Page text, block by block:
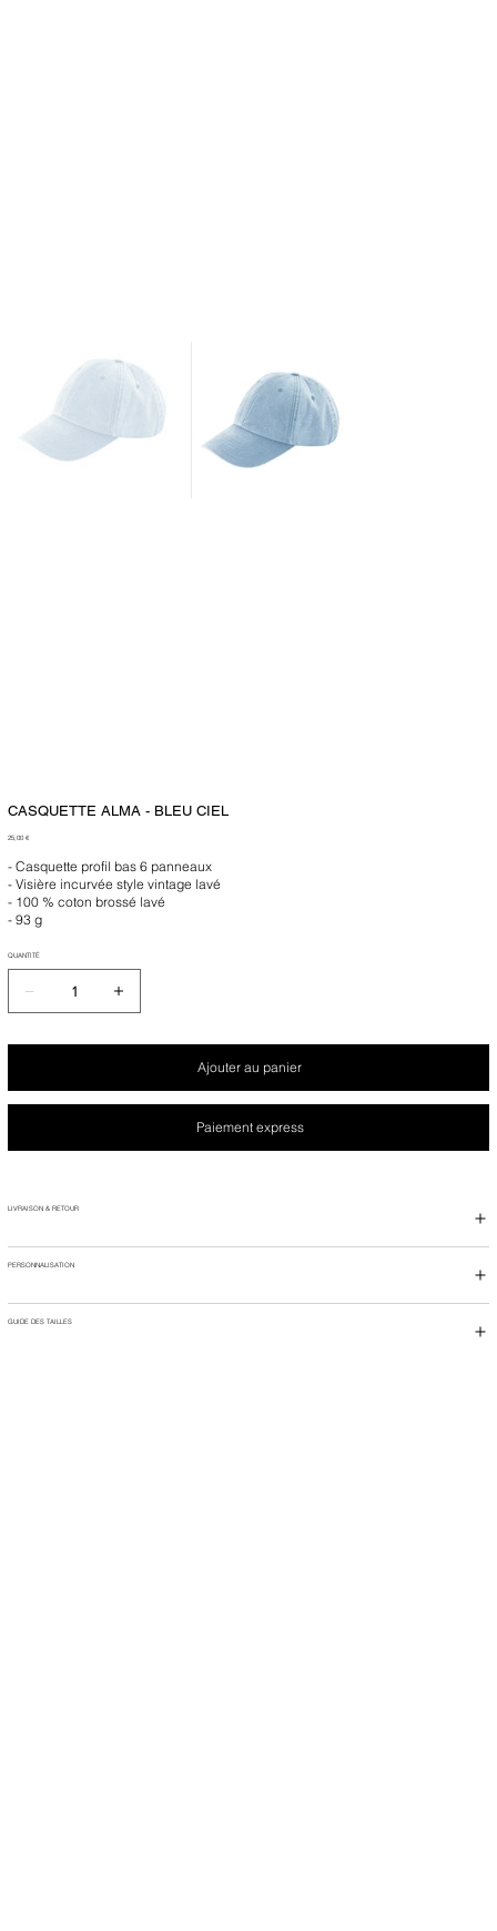
CASQUETTE ALMA - BLEU CIEL
Prix
25,00 €
- Casquette profil bas 6 panneaux
- Visière incurvée style vintage lavé
- 100 % coton brossé lavé
- 93 g
QUANTITÉ
Ajouter au panier
Paiement express
LIVRAISON & RETOUR
PERSONNALISATION
GUIDE DES TAILLES